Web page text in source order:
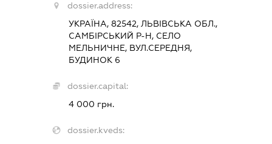
dossier.address:
УКРАЇНА, 82542, ЛЬВІВСЬКА ОБЛ.,
САМБІРСЬКИЙ Р-Н, СЕЛО
МЕЛЬНИЧНЕ, ВУЛ.СЕРЕДНЯ,
БУДИНОК 6
dossier.capital:
4 000 грн.
dossier.kveds: